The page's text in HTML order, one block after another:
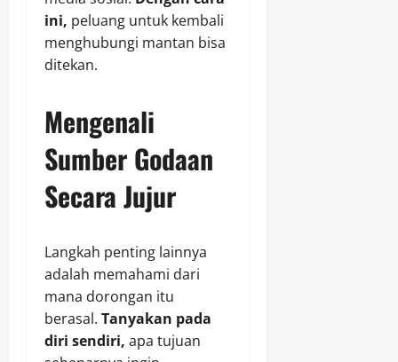
ini, peluang untuk kembali
menghubungi mantan bisa
ditekan.
Mengenali
Sumber Godaan
Secara Jujur
Langkah penting lainnya
adalah memahami dari
mana dorongan itu
berasal. Tanyakan pada
diri sendiri, apa tujuan